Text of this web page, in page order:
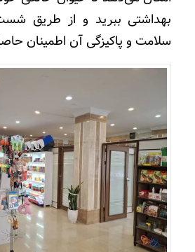
بهداشتی ببرید و از طریق
سلامت و پاکیزگی آن اطمینان